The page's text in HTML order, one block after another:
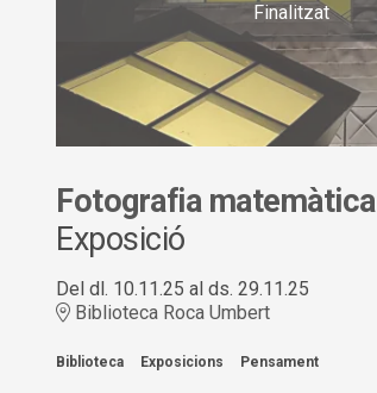
Finalitzat
Fotografia matemàtica
Exposició
Del dl. 10.11.25 al ds. 29.11.25
Biblioteca Roca Umbert
Biblioteca Exposicions Pensament